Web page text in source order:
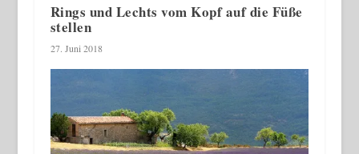
Rings und Lechts vom Kopf auf die Füße
stellen
27. Juni 2018